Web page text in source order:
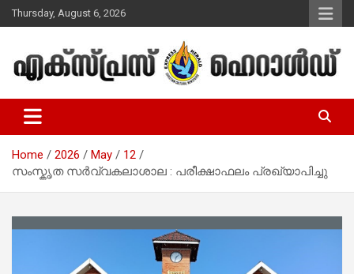
Skip
to
Thursday, August 6, 2026
Express Herald – Malayalam
Christian News
Home 2026 May
12
സംസ്കൃത സർവ്വകലാശാല : പരീക്ഷാഫലം പ്രഖ്യാപിച്ചു